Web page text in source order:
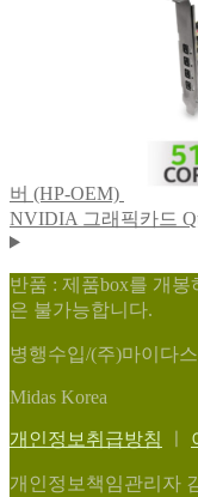
버 (HP-OEM)
NVIDIA 그래픽카드
반품 : 제품box를 개
은 불가능합니다.
병행수입/(주)마이다
Midas Korea
개인정보취급방침
개인정보책임관리자